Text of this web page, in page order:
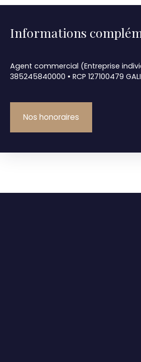
Informations
Agent commercial (Entreprise
385245840000 • RCP 127100479
Nos honoraires